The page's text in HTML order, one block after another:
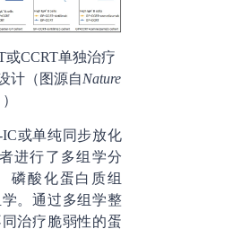
或CCRT单独治疗
计（图源自Nature
）
或单纯同步放化
进行了多组学分
磷酸化蛋白质组
。通过多组学整
治疗脆弱性的蛋